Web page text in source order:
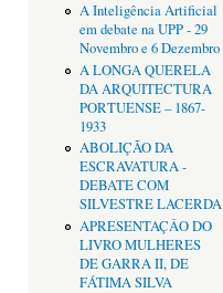
A Inteligência Artificial
em debate na UPP - 29
Novembro e 6 Dezembro
A LONGA QUERELA
DA ARQUITECTURA
PORTUENSE – 1867-
1933
ABOLIÇÃO DA
ESCRAVATURA -
DEBATE COM
SILVESTRE LACERDA
APRESENTAÇÂO DO
LIVRO MULHERES
DE GARRA II, DE
FÁTIMA SILVA